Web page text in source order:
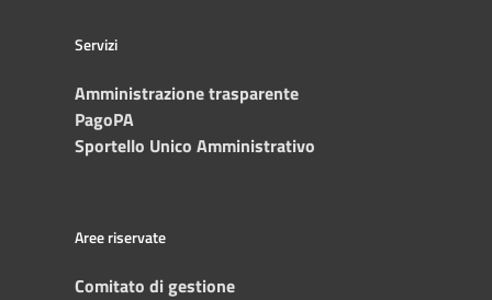
Servizi
Amministrazione trasparente
PagoPA
Sportello Unico Amministrativo
Aree riservate
Comitato di gestione